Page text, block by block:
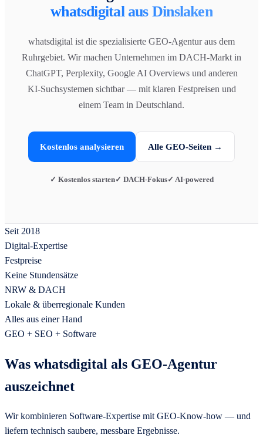
whatsdigital aus Dinslaken
whatsdigital ist die spezialisierte GEO-Agentur aus dem
Ruhrgebiet. Wir machen Unternehmen im DACH-Markt in
ChatGPT, Perplexity, Google AI Overviews und anderen
KI-Suchsystemen sichtbar — mit klaren Festpreisen und
einem Team in Deutschland.
Kostenlos analysieren Alle GEO-Seiten →
✓ Kostenlos starten✓ DACH-Fokus✓ AI-powered
Seit 2018
Digital-Expertise
Festpreise
Keine Stundensätze
NRW & DACH
Lokale & überregionale Kunden
Alles aus einer Hand
GEO + SEO + Software
Was whatsdigital als GEO-Agentur
auszeichnet
Wir kombinieren Software-Expertise mit GEO-Know-how — und
liefern technisch saubere, messbare Ergebnisse.